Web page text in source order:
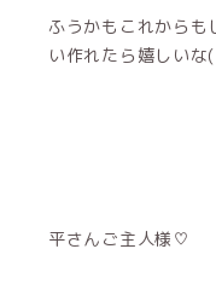
ふうかもこれからも
い作れたら嬉しいな
平さんご主人様♡